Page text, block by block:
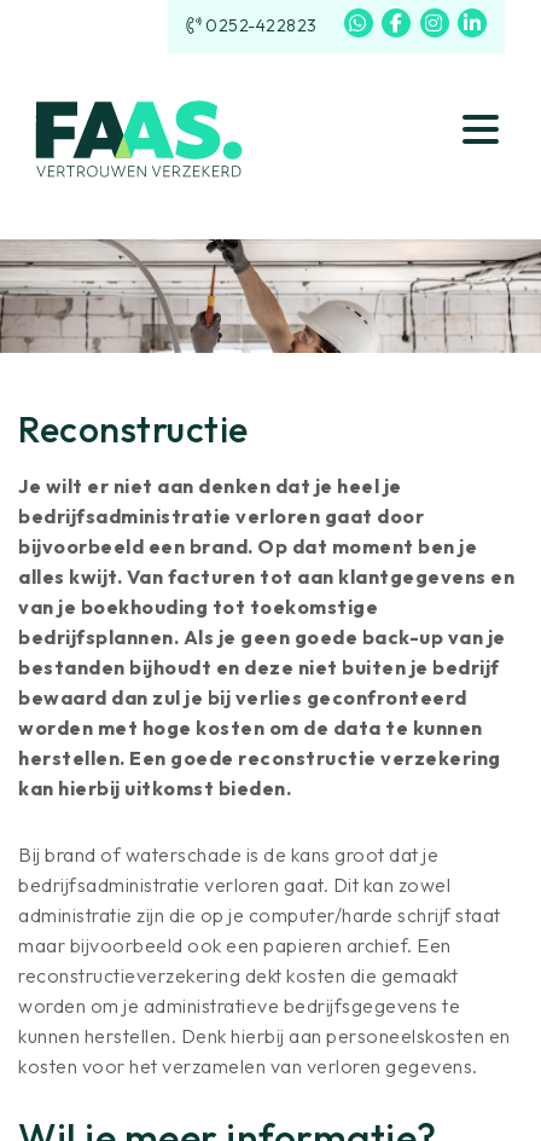
0252-422823
Reconstructie
Je wilt er niet aan denken dat je heel je
bedrijfsadministratie verloren gaat door
bijvoorbeeld een brand. Op dat moment ben je
alles kwijt. Van facturen tot aan klantgegevens en
van je boekhouding tot toekomstige
bedrijfsplannen. Als je geen goede back-up van je
bestanden bijhoudt en deze niet buiten je bedrijf
bewaard dan zul je bij verlies geconfronteerd
worden met hoge kosten om de data te kunnen
herstellen. Een goede reconstructie verzekering
kan hierbij uitkomst bieden.
Bij brand of waterschade is de kans groot dat je
bedrijfsadministratie verloren gaat. Dit kan zowel
administratie zijn die op je computer/harde schrijf staat
maar bijvoorbeeld ook een papieren archief. Een
reconstructieverzekering dekt kosten die gemaakt
worden om je administratieve bedrijfsgegevens te
kunnen herstellen. Denk hierbij aan personeelskosten en
kosten voor het verzamelen van verloren gegevens.